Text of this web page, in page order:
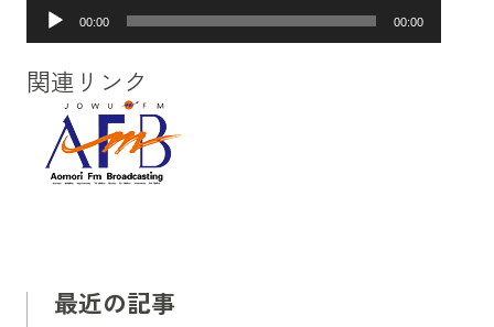
声
プ
レ
00:00 00:00
関連リンク
最近の記事